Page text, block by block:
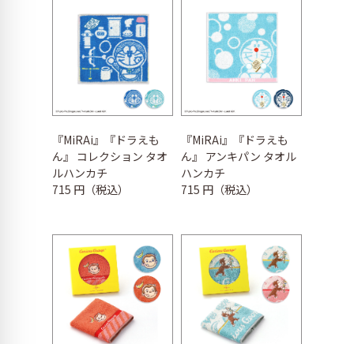
『MiRAi』『ドラえも
ん』 コレクション タオ
ルハンカチ
715 円（税込）
『MiRAi』『ドラえも
ん』 アンキパン タオル
ハンカチ
715 円（税込）